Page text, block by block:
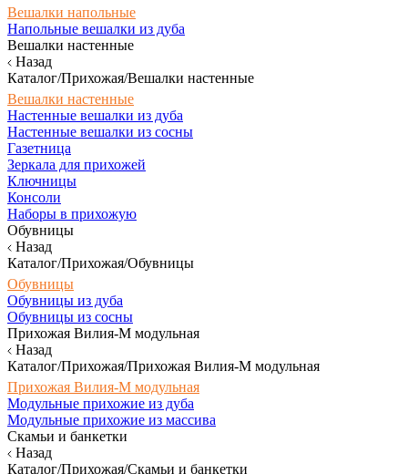
Вешалки напольные
Напольные вешалки из дуба
Вешалки настенные
Назад
Каталог/Прихожая/Вешалки настенные
Вешалки настенные
Настенные вешалки из дуба
Настенные вешалки из сосны
Газетница
Зеркала для прихожей
Ключницы
Консоли
Наборы в прихожую
Обувницы
Назад
Каталог/Прихожая/Обувницы
Обувницы
Обувницы из дуба
Обувницы из сосны
Прихожая Вилия-М модульная
Назад
Каталог/Прихожая/Прихожая Вилия-М модульная
Прихожая Вилия-М модульная
Модульные прихожие из дуба
Модульные прихожие из массива
Скамьи и банкетки
Назад
Каталог/Прихожая/Скамьи и банкетки